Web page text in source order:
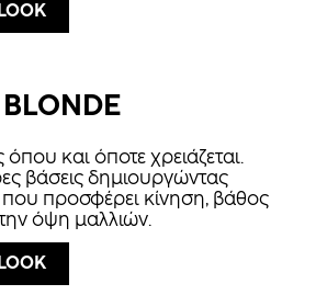
και όποτε χρειάζεται.
βάσεις δημιουργώντας
προσφέρει κίνηση, βάθος
όψη μαλλιών.